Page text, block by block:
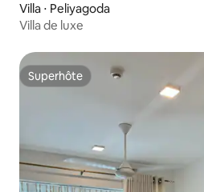
Villa ⋅ Peliyagoda
Villa de luxe
Superhôte
Superhôte